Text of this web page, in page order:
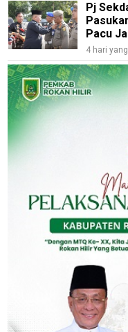
Pj
Pacu
4 hari
Home
Pekanbaru
School
Pendidikan
Hiburan